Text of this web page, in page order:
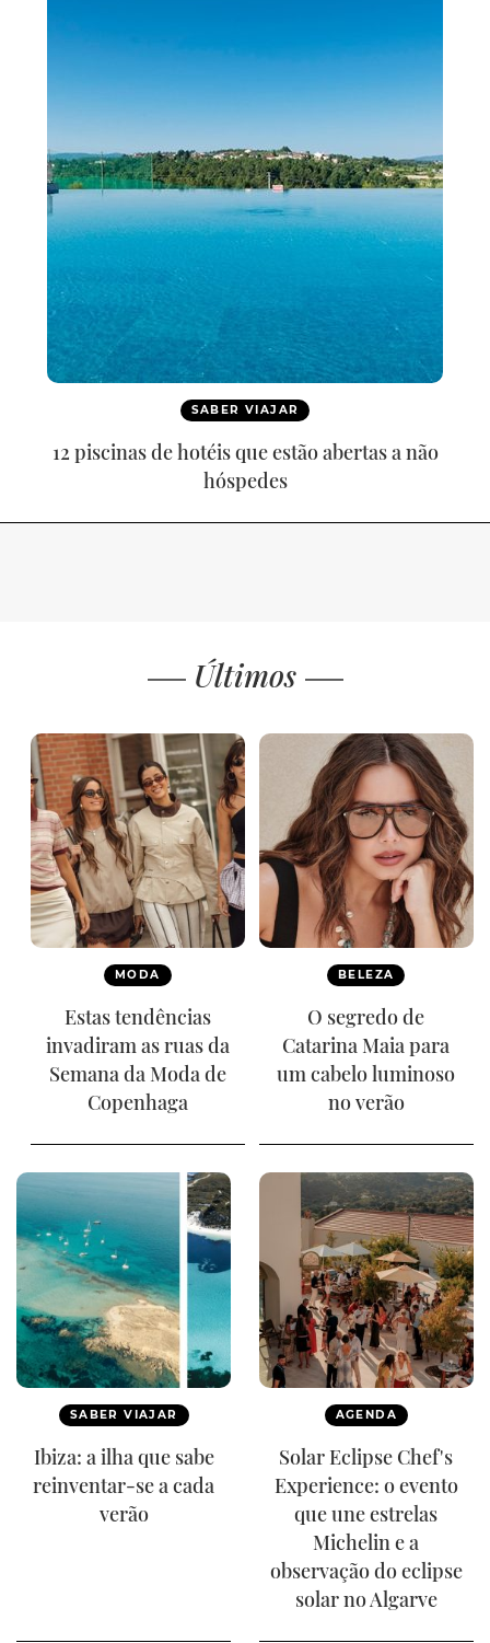
SABER VIAJAR
12 piscinas de hotéis que estão abertas a não
hóspedes
Últimos
MODA
Estas tendências
invadiram as ruas da
Semana da Moda de
Copenhaga
BELEZA
O segredo de
Catarina Maia para
um cabelo luminoso
no verão
SABER VIAJAR
Ibiza: a ilha que sabe
reinventar-se a cada
verão
AGENDA
Solar Eclipse Chef's
Experience: o evento
que une estrelas
Michelin e a
observação do eclipse
solar no Algarve